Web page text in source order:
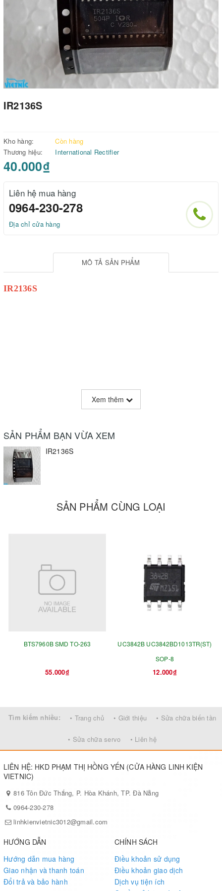
IR2136S
Kho hàng:
Còn hàng
Thương hiệu:
International Rectifier
40.000₫
Liên hệ mua hàng
0964-230-278
Địa chỉ cửa hàng
MÔ TẢ SẢN PHẨM
IR2136S
Xem thêm
SẢN PHẨM BẠN VỪA XEM
IR2136S
SẢN PHẨM CÙNG LOẠI
BTS7960B SMD TO-263
55.000₫
UC3842B UC3842BD1013TR(ST)
SOP-8
12.000₫
Tìm kiếm nhiều: • Trang chủ • Giới thiệu • Sửa chữa biến tần
• Sửa chữa servo • Liên hệ
LIÊN HỆ: HKD PHẠM THỊ HỒNG YẾN (CỬA HÀNG LINH KIỆN
VIETNIC)
816 Tôn Đức Thắng, P. Hòa Khánh, TP. Đà Nẵng
0964-230-278
linhkienvietnic3012@gmail.com
HƯỚNG DẪN
Hướng dẫn mua hàng
Giao nhận và thanh toán
Đổi trả và bảo hành
CHÍNH SÁCH
Điều khoản sử dụng
Điều khoản giao dịch
Dịch vụ tiện ích